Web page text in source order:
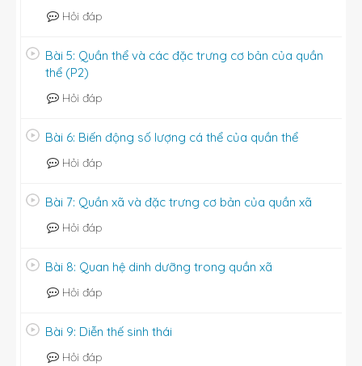
Khi dẫn số tăng nhanh, sự phân bố dân cư không
hợp lí ở các đô thị lớn gây ô nhiễm môi trường →
ảnh hưởng đến chất lượng cuộc sống.
Hỏi đáp
Bài 5: Quần thể và các đặc trưng cơ bản của quần
thể (P2)
Hỏi đáp
Bài 6: Biến động số lượng cá thể của quần thể
Hỏi đáp
Bài 7: Quần xã và đặc trưng cơ bản của quần xã
Hỏi đáp
Bài 8: Quan hệ dinh dưỡng trong quần xã
Hỏi đáp
Bài 9: Diễn thế sinh thái
Hỏi đáp